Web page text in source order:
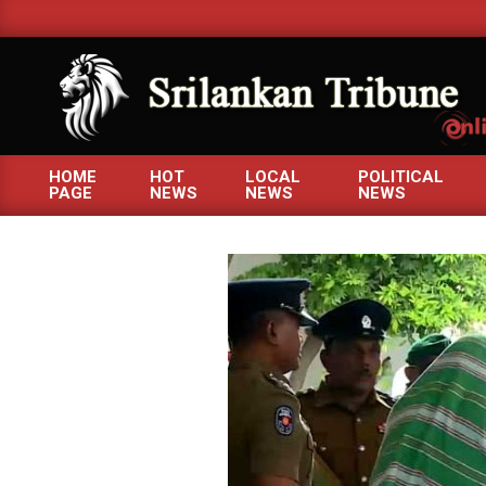
to
HOME
PAGE
HOT
NEWS
LOCAL
NEWS
POLITICAL
NEWS